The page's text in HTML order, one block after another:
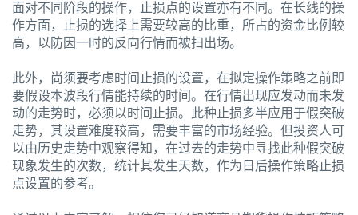
面对不同阶段的操作，止损点的设置亦有不同。在长线的操
作方面，止损的选择上需要较高的比重，所占的资金比例较
高，以防因一时的反向行情而被扫出场。
此外，尚须要考虑时间止损的设置，在拟定操作策略之前即
要假设本波段行情能持续的时间。在行情出现应发动而未发
动的走势时，必须以时间止损。此种止损多半应用于假突破
走势，其设置难度较高，需要丰富的市场经验。但投资人可
以由历史走势中观察得知，在过去的走势中寻找此种假突破
现象发生的次数，统计其发生天数，作为日后操作策略止损
点设置的参考。